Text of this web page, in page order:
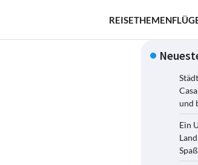
REISETHEMEN
und
Ein